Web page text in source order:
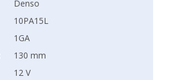
Denso
10PA15L
1GA
130 mm
12 V